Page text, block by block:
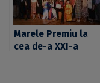
Marele Premiu la
cea de-a XXI-a